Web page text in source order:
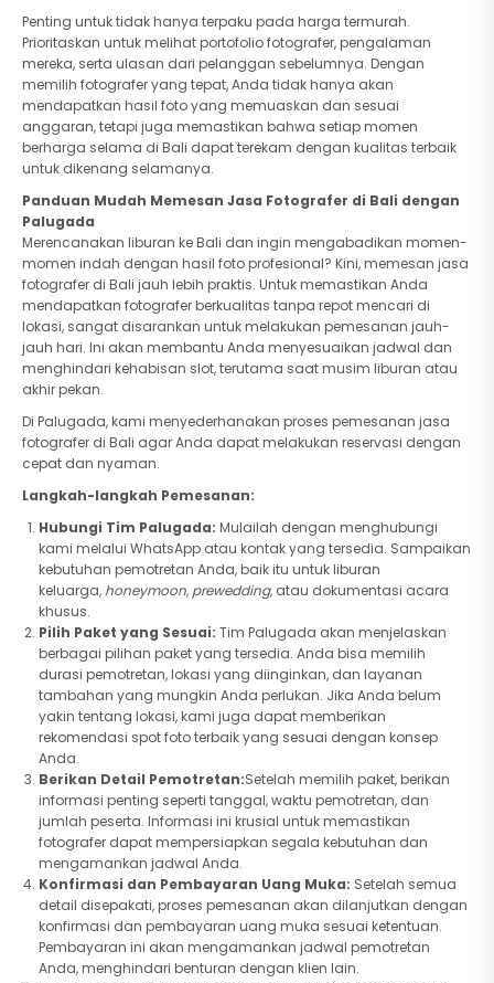
Penting untuk tidak hanya terpaku pada harga termurah.
Prioritaskan untuk melihat portofolio fotografer, pengalaman
mereka, serta ulasan dari pelanggan sebelumnya. Dengan
memilih fotografer yang tepat, Anda tidak hanya akan
mendapatkan hasil foto yang memuaskan dan sesuai
anggaran, tetapi juga memastikan bahwa setiap momen
berharga selama di Bali dapat terekam dengan kualitas terbaik
untuk dikenang selamanya.
Panduan Mudah Memesan Jasa Fotografer di Bali dengan
Palugada
Merencanakan liburan ke Bali dan ingin mengabadikan momen-
momen indah dengan hasil foto profesional? Kini, memesan jasa
fotografer di Bali jauh lebih praktis. Untuk memastikan Anda
mendapatkan fotografer berkualitas tanpa repot mencari di
lokasi, sangat disarankan untuk melakukan pemesanan jauh-
jauh hari. Ini akan membantu Anda menyesuaikan jadwal dan
menghindari kehabisan slot, terutama saat musim liburan atau
akhir pekan.
Di Palugada, kami menyederhanakan proses pemesanan jasa
fotografer di Bali agar Anda dapat melakukan reservasi dengan
cepat dan nyaman.
Langkah-langkah Pemesanan:
Hubungi Tim Palugada: Mulailah dengan menghubungi
kami melalui WhatsApp atau kontak yang tersedia. Sampaikan
kebutuhan pemotretan Anda, baik itu untuk liburan
keluarga, honeymoon, prewedding, atau dokumentasi acara
khusus.
Pilih Paket yang Sesuai: Tim Palugada akan menjelaskan
berbagai pilihan paket yang tersedia. Anda bisa memilih
durasi pemotretan, lokasi yang diinginkan, dan layanan
tambahan yang mungkin Anda perlukan. Jika Anda belum
yakin tentang lokasi, kami juga dapat memberikan
rekomendasi spot foto terbaik yang sesuai dengan konsep
Anda.
Berikan Detail Pemotretan:Setelah memilih paket, berikan
informasi penting seperti tanggal, waktu pemotretan, dan
jumlah peserta. Informasi ini krusial untuk memastikan
fotografer dapat mempersiapkan segala kebutuhan dan
mengamankan jadwal Anda.
Konfirmasi dan Pembayaran Uang Muka: Setelah semua
detail disepakati, proses pemesanan akan dilanjutkan dengan
konfirmasi dan pembayaran uang muka sesuai ketentuan.
Pembayaran ini akan mengamankan jadwal pemotretan
Anda, menghindari benturan dengan klien lain.